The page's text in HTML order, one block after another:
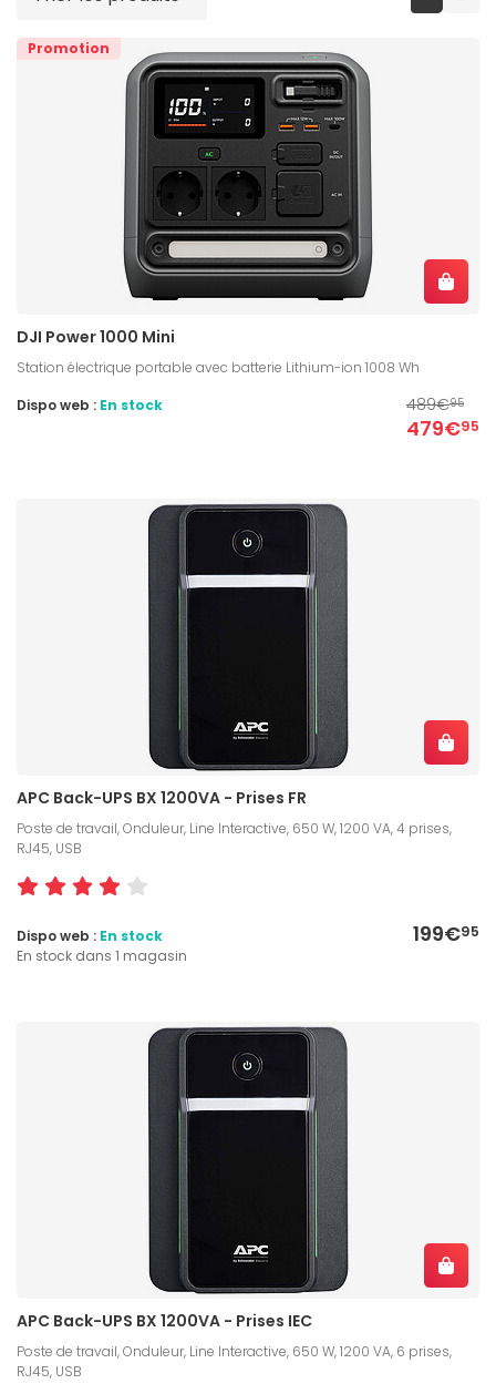
Promotion
DJI Power 1000 Mini
Station électrique portable avec batterie Lithium-ion 1008 Wh
489€95
479€95
Dispo web : En stock
APC Back-UPS BX 1200VA - Prises FR
Poste de travail, Onduleur, Line Interactive, 650 W, 1200 VA, 4 prises,
RJ45, USB
199€95
Dispo web : En stock
En stock dans 1 magasin
APC Back-UPS BX 1200VA - Prises IEC
Poste de travail, Onduleur, Line Interactive, 650 W, 1200 VA, 6 prises,
RJ45, USB